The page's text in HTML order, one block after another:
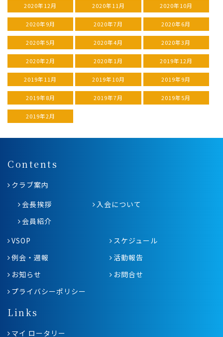
2020年12月 2020年11月 2020年10月
2020年9月 2020年7月 2020年6月
2020年5月 2020年4月 2020年3月
2020年2月 2020年1月 2019年12月
2019年11月 2019年10月 2019年9月
2019年8月 2019年7月 2019年5月
2019年2月
Contents
クラブ案内
会長挨拶
入会について
会員紹介
VSOP
スケジュール
例会・週報
活動報告
お知らせ
お問合せ
プライバシーポリシー
Links
マイ ロータリー